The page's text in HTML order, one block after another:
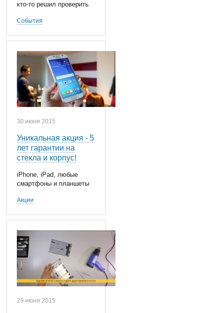
кто-то решил проверить
События
30 июня 2015
Уникальная акция - 5
лет гарантии на
стекла и корпус!
iPhone, iPad, любые
смартфоны и планшеты
Акции
29 июня 2015